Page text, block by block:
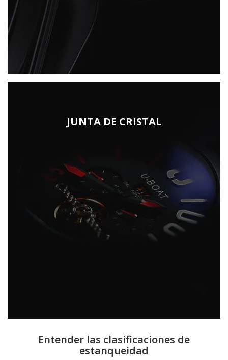
JUNTA DE CRISTAL
Entender las clasificaciones de
estanqueidad